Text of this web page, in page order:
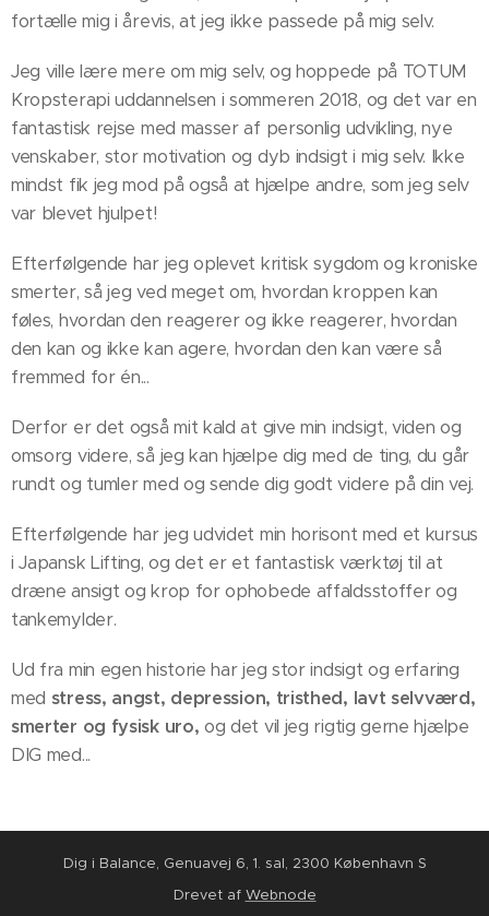
fortælle mig i årevis, at jeg ikke passede på mig selv.
Jeg ville lære mere om mig selv, og hoppede på TOTUM
Kropsterapi uddannelsen i sommeren 2018, og det var en
fantastisk rejse med masser af personlig udvikling, nye
venskaber, stor motivation og dyb indsigt i mig selv. Ikke
mindst fik jeg mod på også at hjælpe andre, som jeg selv
var blevet hjulpet!
Efterfølgende har jeg oplevet kritisk sygdom og kroniske
smerter, så jeg ved meget om, hvordan kroppen kan
føles, hvordan den reagerer og ikke reagerer, hvordan
den kan og ikke kan agere, hvordan den kan være så
fremmed for én...
Derfor er det også mit kald at give min indsigt, viden og
omsorg videre, så jeg kan hjælpe dig med de ting, du går
rundt og tumler med og sende dig godt videre på din vej.
Efterfølgende har jeg udvidet min horisont med et kursus
i Japansk Lifting, og det er et fantastisk værktøj til at
dræne ansigt og krop for ophobede affaldsstoffer og
tankemylder.
Ud fra min egen historie har jeg stor indsigt og erfaring
med stress, angst, depression, tristhed, lavt selvværd,
smerter og fysisk uro, og det vil jeg rigtig gerne hjælpe
DIG med...
Dig i Balance, Genuavej 6, 1. sal, 2300 København S
Drevet af Webnode